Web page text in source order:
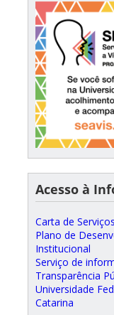
Acesso à
Carta de
Plano de
Institucional
Serviço de
Transparência
Universidade
Catarina